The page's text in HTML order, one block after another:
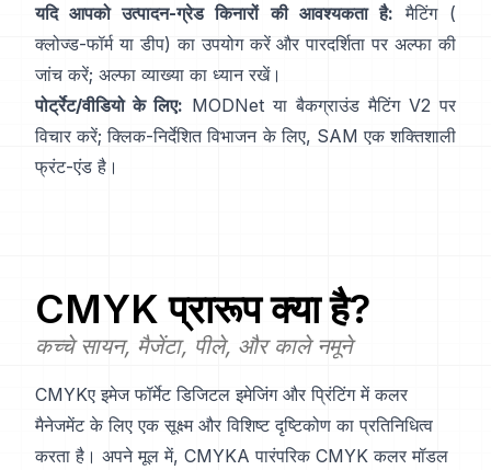
यदि आपको उत्पादन-ग्रेड किनारों की आवश्यकता है: मैटिंग (
क्लोज्ड-फॉर्म या डीप) का उपयोग करें और पारदर्शिता पर अल्फा की
जांच करें; अल्फा व्याख्या का ध्यान रखें।
पोर्ट्रेट/वीडियो के लिए: MODNet या बैकग्राउंड मैटिंग V2 पर
विचार करें; क्लिक-निर्देशित विभाजन के लिए, SAM एक शक्तिशाली
फ्रंट-एंड है।
CMYK प्रारूप क्या है?
कच्चे सायन, मैजेंटा, पीले, और काले नमूने
CMYKए इमेज फॉर्मेट डिजिटल इमेजिंग और प्रिंटिंग में कलर
मैनेजमेंट के लिए एक सूक्ष्म और विशिष्ट दृष्टिकोण का प्रतिनिधित्व
करता है। अपने मूल में, CMYKA पारंपरिक CMYK कलर मॉडल